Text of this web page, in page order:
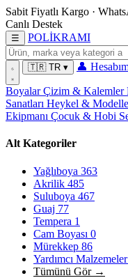
Sabit Fiyatlı Kargo ·
Canlı Destek
☰ POLİKRAMI
🇹🇷 TR ▾ 👤
BoyalarÇizim & Kalemler
Sanatları Heykel &
Ekipmanı Çocuk & Hobi
Alt Kategoriler
Yağlıboya 363
Akrilik 485
Suluboya 467
Guaj 77
Tempera 1
Cam Boyası 0
Mürekkep 86
Yardımcı Malzemeler
Tümünü Gör →